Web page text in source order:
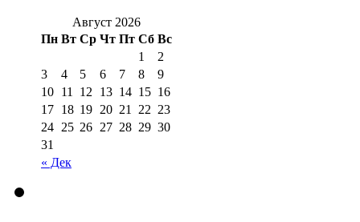
Август 2026
Пн Вт Ср Чт Пт Сб Вс
« Дек
1
2
3
4 5 6 7 8
9
10 11 12 13 14 15 16
17 18 19 20 21 22 23
24 25 26 27 28 29 30
31